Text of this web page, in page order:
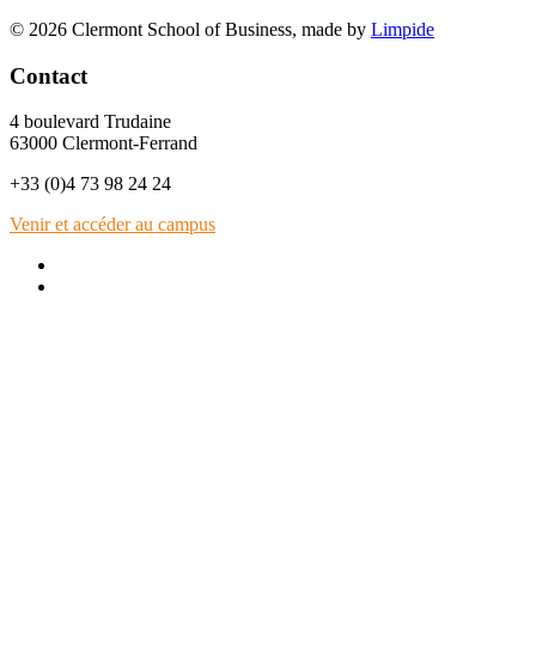
© 2026 Clermont School of Business, made by Limpide
Contact
4 boulevard Trudaine
63000 Clermont-Ferrand
+33 (0)4 73 98 24 24
Venir et accéder au campus